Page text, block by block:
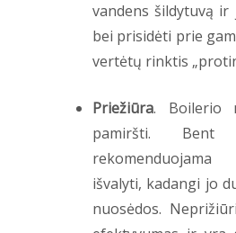
vandens šildytuvą
bei prisidėti prie
vertėtų rinktis
Priežiūra. Boilerio
pamiršti.
išvalyti, kadangi jo
nuosėdos.